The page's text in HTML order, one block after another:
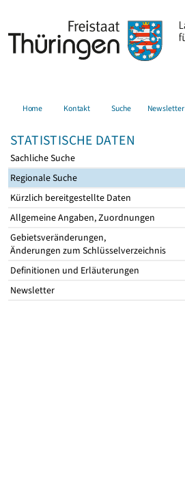
Home Kontakt Suche Newsletter
STATISTISCHE DATEN
Sachliche Suche
Regionale Suche
Kürzlich bereitgestellte Daten
Allgemeine Angaben, Zuordnungen
Gebietsveränderungen,
Änderungen zum Schlüsselverzeichnis
Definitionen und Erläuterungen
Newsletter